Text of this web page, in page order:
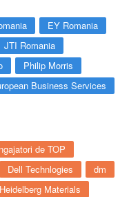
EY Romania
JTI Romania
Philip Morris
Business Services
de TOP
Dell Technlogies
dm
Heidelberg Materials